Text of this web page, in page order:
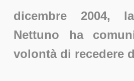
dicembre 2004,
Nettuno ha
volontà di recedere